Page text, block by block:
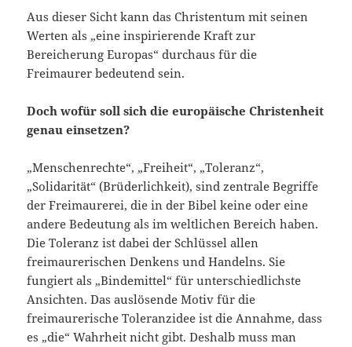
Aus dieser Sicht kann das Christentum mit seinen
Werten als „eine inspirierende Kraft zur
Bereicherung Europas“ durchaus für die
Freimaurer bedeutend sein.
Doch wofür soll sich die europäische Christenheit
genau einsetzen?
„Menschenrechte“, „Freiheit“, „Toleranz“,
„Solidarität“ (Brüderlichkeit), sind zentrale Begriffe
der Freimaurerei, die in der Bibel keine oder eine
andere Bedeutung als im weltlichen Bereich haben.
Die Toleranz ist dabei der Schlüssel allen
freimaurerischen Denkens und Handelns. Sie
fungiert als „Bindemittel“ für unterschiedlichste
Ansichten. Das auslösende Motiv für die
freimaurerische Toleranzidee ist die Annahme, dass
es „die“ Wahrheit nicht gibt. Deshalb muss man